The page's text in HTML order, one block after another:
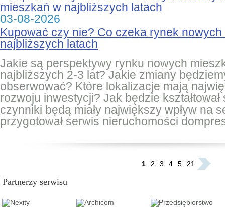
03-08-2026
Kupować czy nie? Co czeka rynek
najbliższych latach
Jakie są perspektywy rynku nowych
najbliższych 2-3 lat? Jakie zmiany
obserwować? Które lokalizacje mają
rozwoju inwestycji? Jak będzie
czynniki będą miały największy wpływ na
przygotował serwis nieruchomości
1 2 3 4 5 21
Partnerzy serwisu